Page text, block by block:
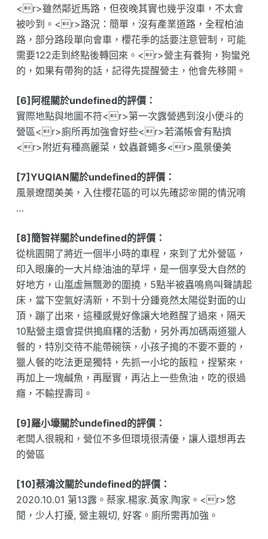
<r>雖然鄰近馬路，但夜晚其實也幾乎沒車，不太會
被吵到。<r>路況：簡單，沒有產業道路，全程柏油
路，部分路段單向會車，櫻花季的話要注意管制，可能
需要122走到終點後轉回來。<r>營主有養狗，狗蠻兇
的，如果有帶狗的話，記得先提醒營主，他會先移開。
[6]阿棍關於undefined的評價：
實際地點與地圖不符<r>第一次露營遇到沒小便斗的
營區<r>廁所再加強會好些<r>若滿帳會有點擠
<r>附近有種高麗菜，蚊蟲蒼蠅多<r>風景優美
[7]YUQIAN關於undefined的評價：
風景遼闊美美，入住櫻花區的可以先確認🌸開的情況唷
…
[8]簡智祥關於undefined的評價：
從桃園開了將近一個半小時的車程，來到了尤外營區，
印入眼廉的一大片綠油油的草坪，是一個享受大自然的
好地方，山嵐虛無飄渺的圍撓，5點半被蟲鳴鳥叫聲請起
床，當下空氣好清新，不到十分鍾竟然太陽從對面的山
頂，蹦了出來，這種感覺好像讓大地甦醒了過來，隔天
10點營主還會提供搗麻糬的活動，另外再加碼兩道獵人
餐的，特別交待不能帶碗筷，小孩子搗的不要不要的，
獵人餐的吃法更是獨特，先抓一小坨的飯粒，捏緊來，
再加上一塊鹹魚，再壓實，再沾上一些魚油，吃的很過
癮，不輸捏壽司。
[9]羅小壕關於undefined的評價：
老闆人很親和，營位不多但環境很清優，讓人還想再去
的營區
[10]蔡鴻汶關於undefined的評價：
2020.10.01 第13露。蔡家.楊家.黃家.陶家。<r>悠
閒，少人打擾, 營主親切, 好客。廁所需再加強。